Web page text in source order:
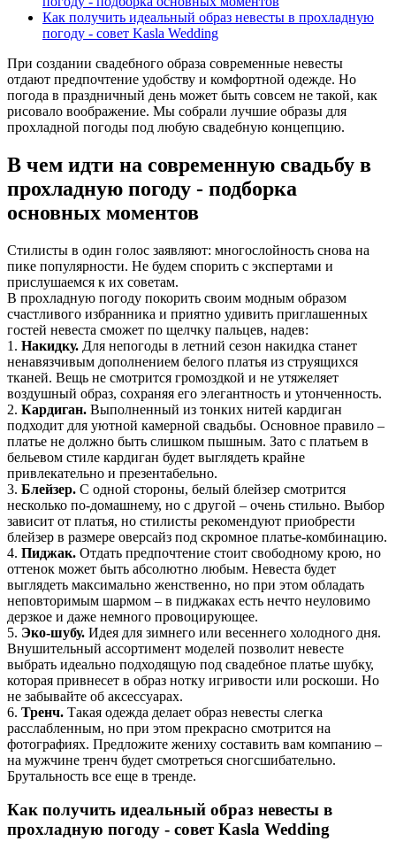
Как получить идеальный образ невесты в прохладную
погоду - совет Kasla Wedding
При создании свадебного образа современные невесты
отдают предпочтение удобству и комфортной одежде. Но
погода в праздничный день может быть совсем не такой, как
рисовало воображение. Мы собрали лучшие образы для
прохладной погоды под любую свадебную концепцию.
В чем идти на современную свадьбу в
прохладную погоду - подборка
основных моментов
Стилисты в один голос заявляют: многослойность снова на
пике популярности. Не будем спорить с экспертами и
прислушаемся к их советам.
В прохладную погоду покорить своим модным образом
счастливого избранника и приятно удивить приглашенных
гостей невеста сможет по щелчку пальцев, надев:
1. Накидку. Для непогоды в летний сезон накидка станет
ненавязчивым дополнением белого платья из струящихся
тканей. Вещь не смотрится громоздкой и не утяжеляет
воздушный образ, сохраняя его элегантность и утонченность.
2. Кардиган. Выполненный из тонких нитей кардиган
подходит для уютной камерной свадьбы. Основное правило –
платье не должно быть слишком пышным. Зато с платьем в
бельевом стиле кардиган будет выглядеть крайне
привлекательно и презентабельно.
3. Блейзер. С одной стороны, белый блейзер смотрится
несколько по-домашнему, но с другой – очень стильно. Выбор
зависит от платья, но стилисты рекомендуют приобрести
блейзер в размере оверсайз под скромное платье-комбинацию.
4. Пиджак. Отдать предпочтение стоит свободному крою, но
оттенок может быть абсолютно любым. Невеста будет
выглядеть максимально женственно, но при этом обладать
неповторимым шармом – в пиджаках есть нечто неуловимо
дерзкое и даже немного провоцирующее.
5. Эко-шубу. Идея для зимнего или весеннего холодного дня.
Внушительный ассортимент моделей позволит невесте
выбрать идеально подходящую под свадебное платье шубку,
которая привнесет в образ нотку игривости или роскоши. Но
не забывайте об аксессуарах.
6. Тренч. Такая одежда делает образ невесты слегка
расслабленным, но при этом прекрасно смотрится на
фотографиях. Предложите жениху составить вам компанию –
на мужчине тренч будет смотреться сногсшибательно.
Брутальность все еще в тренде.
Как получить идеальный образ невесты в
прохладную погоду - совет Kasla Wedding